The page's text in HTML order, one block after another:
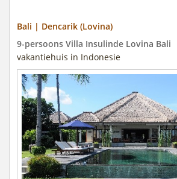
Bali | Dencarik (Lovina)
9-persoons Villa Insulinde Lovina Bali
vakantiehuis in Indonesie